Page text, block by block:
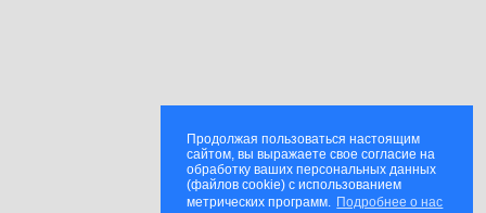
Продолжая пользоваться настоящим
сайтом, вы выражаете свое согласие на
обработку ваших персональных данных
(файлов cookie) с использованием
метрических программ. Подробнее о нас